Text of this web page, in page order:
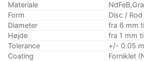
$17.59
Materiale
Form
Disc / Rod
Diameter
fra 6 mm
Højde
fra 1 mm
Tolerance
+/- 0.05
Coating
Forniklet